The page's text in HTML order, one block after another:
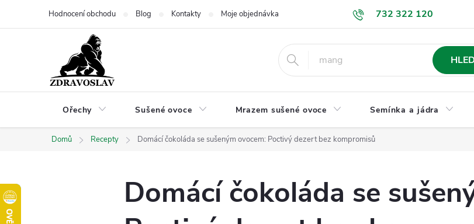
732 322 120
Hodnocení obchodu Blog Kontakty Moje objednávka GDPR a ochrana osobních údajů Jak nakupovat
Ořechy Sušené ovoce Mrazem sušené ovoce Semínka a jádra
Domů Recepty Domácí čokoláda se sušeným ovocem: Poctivý dezert bez kompromisů
Domácí čokoláda se